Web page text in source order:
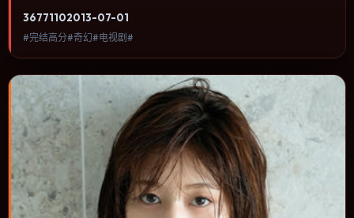
进，节奏与视听语言统一，可作为休闲观影或类型片补片的选择。
36771102013-07-01
#完结高分#奇幻#电视剧#